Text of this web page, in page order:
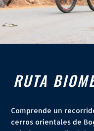
RUTA
Comprende un
cerros orientales de